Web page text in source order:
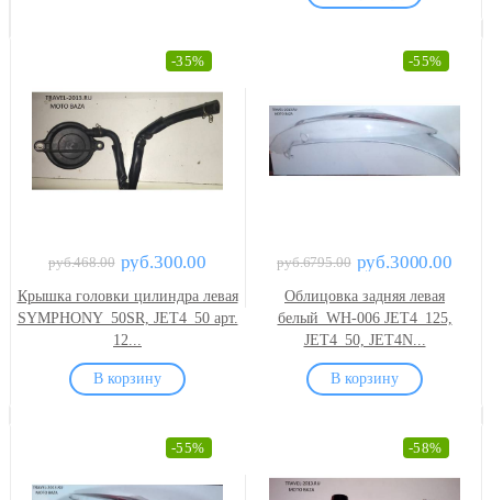
-35%
руб.468.00 руб.300.00
Крышка головки цилиндра левая
SYMPHONY_50SR, JET4_50 арт.
12...
-55%
руб.6795.00 руб.3000.00
Облицовка задняя левая
белый_WH-006 JET4_125,
JET4_50, JET4N...
-55% -58%